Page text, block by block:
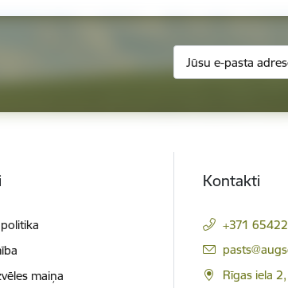
maiņa
Kontakti
+371
E-pasts:
Rīgas iela